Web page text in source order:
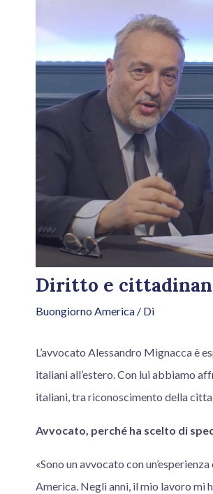
Diritto e
Buongiorno America/ Di
L’avvocato Alessandro Mignacca è
italiani all’estero. Con lui abbiamo
italiani, tra riconoscimento della
Avvocato, perché ha scelto di
«Sono un avvocato con
America. Negli anni, il mio lavoro mi